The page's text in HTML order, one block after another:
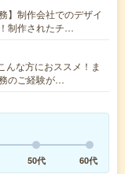
】制作会社でのデザイ
制作されたチ…
んな方におススメ！ま
のご経験が…
50代 60代